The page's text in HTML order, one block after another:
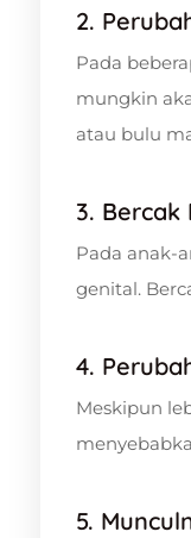
2.
Pada
mungkin
atau bulu
3. Bercak
Pada anak-
genital.
4.
Meskipun
5.